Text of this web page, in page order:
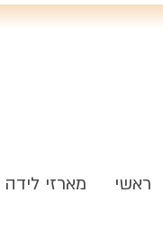
ראשי מארזי לידה